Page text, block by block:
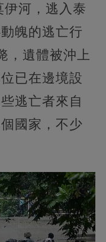
河，逃入泰
魄的逃亡行
，遺體被沖上
已在邊境設
逃亡者來自
國家，不少